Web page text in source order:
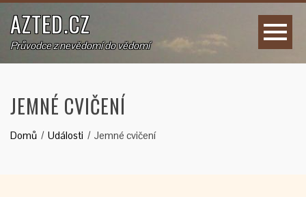
AZTED.CZ
Průvodce z nevědomí do vědomí
JEMNÉ CVIČENÍ
Domů Události Jemné cvičení